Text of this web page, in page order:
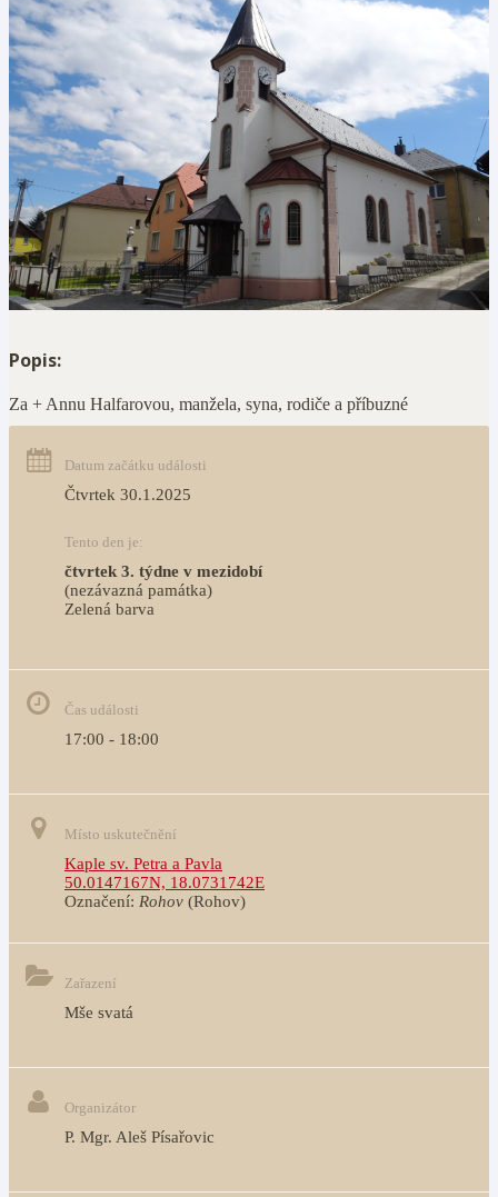
Popis:
Za + Annu Halfarovou, manžela, syna, rodiče a příbuzné
Datum začátku události
Čtvrtek 30.1.2025
Tento den je:
čtvrtek 3. týdne v mezidobí
(nezávazná památka)
Zelená barva
Čas události
17:00 - 18:00
Místo uskutečnění
Kaple sv. Petra a Pavla
50.0147167N, 18.0731742E
Označení: Rohov (Rohov)
Zařazení
Mše svatá
Organizátor
P. Mgr. Aleš Písařovic